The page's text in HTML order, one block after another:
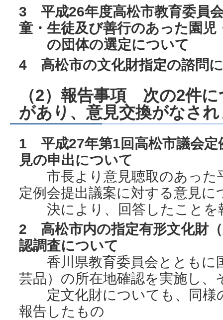
3 平成26年度高松市教育委員
童・生徒及び善行のあった園児
の団体の選定について
4 高松市の文化財指定の諮問
（2）報告事項 次の2件
があり、意見交換がなさ
1 平成27年第1回高松市議会定
見の申出について
市長より意見聴取のあった
定例会提出議案に対する意見に
決により、回答したことを
2 高松市内の指定有形文化財
認調査について
香川県教育委員会とともに
芸品）の所在地確認を実施し、
定文化財についても、同様
報告したもの